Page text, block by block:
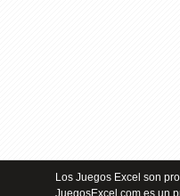
Los Juegos Excel son
JuegosExcel.com es un